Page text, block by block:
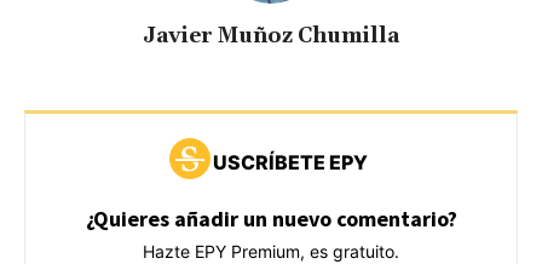
Javier Muñoz Chumilla
USCRÍBETE EPY
¿Quieres añadir un nuevo comentario?
Hazte EPY Premium, es gratuito.